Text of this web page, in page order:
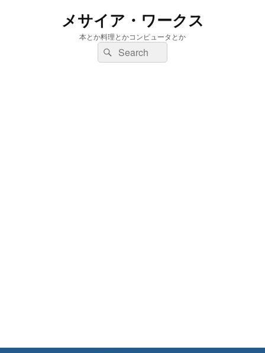
メサイア・ワークス
本とか料理とかコンピュータとか
検
索:
検
索